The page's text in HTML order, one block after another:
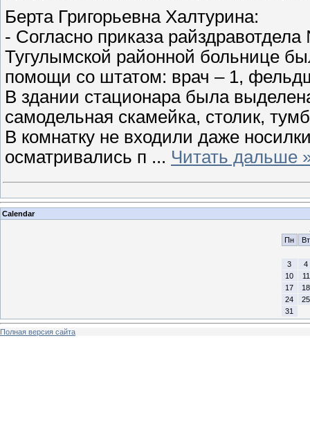
Берта Григорьевна Халтурина:
- Согласно приказа
Тугулымской районной больнице
помощи со штатом: врач – 1,
В здании стационара была
самодельная скамейка, столик,
В комнатку не входили даже
осматривались п ... Читать дальше
Calendar
Пн
Вт
3
4
10
11
17
18
24
25
31
Полная версия сайта